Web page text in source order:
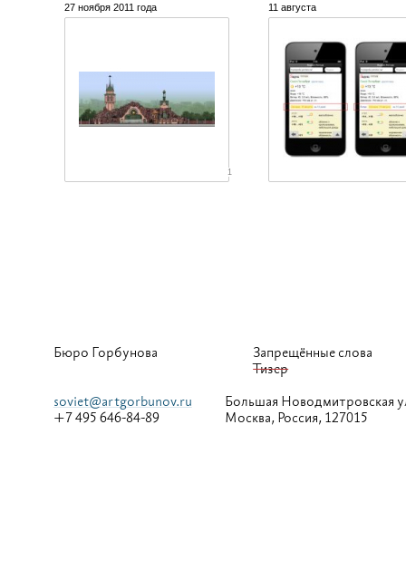
27 ноября 2011 года
1
11 августа
Бюро Горбунова
Запрещённые слова
Тизер
soviet@artgorbunov.ru
+7 495 646-84-89
Большая Новодмитровская
Москва, Россия, 127015